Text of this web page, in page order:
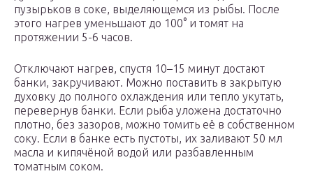
пузырьков в соке, выделяющемся из рыбы. После
этого нагрев уменьшают до 100° и томят на
протяжении 5-6 часов.
Отключают нагрев, спустя 10–15 минут достают
банки, закручивают. Можно поставить в закрытую
духовку до полного охлаждения или тепло укутать,
перевернув банки. Если рыба уложена достаточно
плотно, без зазоров, можно томить её в собственном
соку. Если в банке есть пустоты, их заливают 50 мл
масла и кипячёной водой или разбавленным
томатным соком.